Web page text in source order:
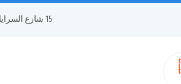
15 شارع السرايات , العباسية